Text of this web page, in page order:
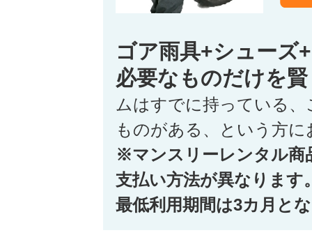
ゴア雨具+シューズ
必要なものだけを
ムはすでに持っている
ものがある、という方
※マンスリーレンタル商
支払い方法が異なります
最低利用期間は3カ月と